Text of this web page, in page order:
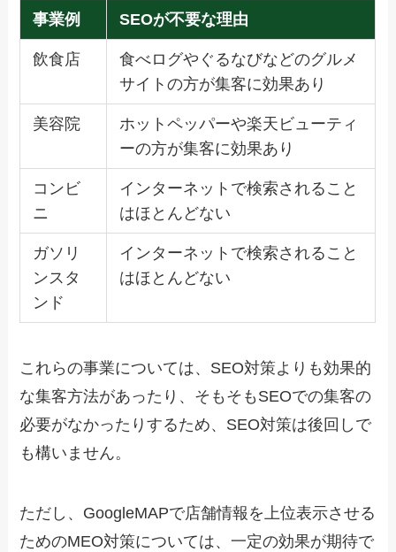
事業例 SEOが不要な理由
飲食店
食べログやぐるなびなどのグルメ
サイトの方が集客に効果あり
美容院
ホットペッパーや楽天ビューティ
ーの方が集客に効果あり
コンビ
ニ
インターネットで検索されること
はほとんどない
ガソリ
ンスタ
ンド
インターネットで検索されること
はほとんどない
これらの事業については、SEO対策よりも効果的
な集客方法があったり、そもそもSEOでの集客の
必要がなかったりするため、SEO対策は後回しで
も構いません。
ただし、GoogleMAPで店舗情報を上位表示させる
ためのMEO対策については、一定の効果が期待で